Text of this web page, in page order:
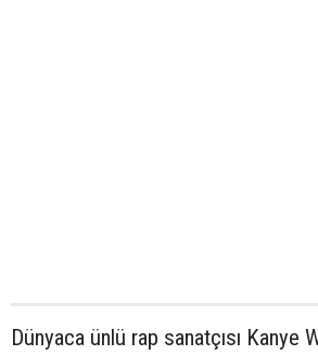
Dünyaca ünlü rap sanatçısı Kanye